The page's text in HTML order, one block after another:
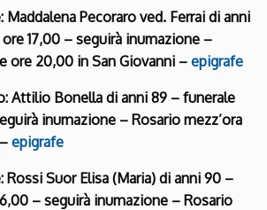
Maddalena Pecoraro ved. Ferrai di anni
17,00 – seguirà inumazione –
ore 20,00 in San Giovanni – epigrafe
Attilio Bonella di anni 89 – funerale
inumazione – Rosario mezz’ora
epigrafe
Rossi Suor Elisa (Maria) di anni 90 –
– seguirà inumazione – Rosario